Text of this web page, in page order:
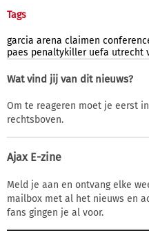
Tags
garcia arena claimen
paes penaltykiller uefa utrecht
Wat vind jij van dit nieuws?
Om te reageren moet je eerst
rechtsboven.
Ajax E-zine
Meld je aan en ontvang elke
mailbox met al het nieuws en
fans gingen je al voor.